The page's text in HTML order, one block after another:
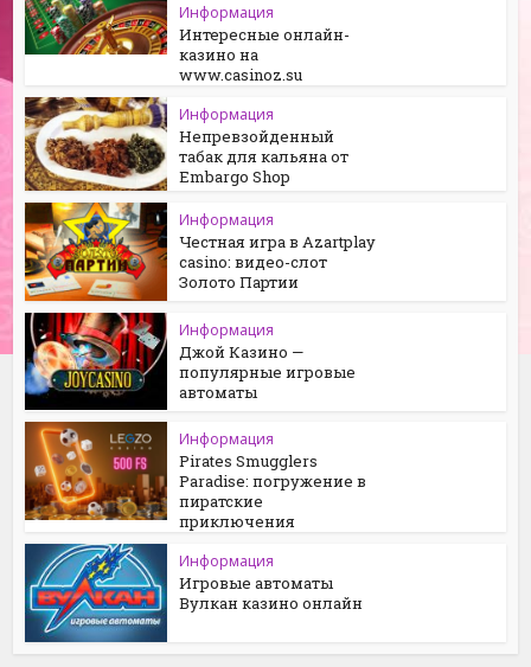
Информация
Интересные онлайн-
казино на
www.casinoz.su
Информация
Непревзойденный
табак для кальяна от
Embargo Shop
Информация
Честная игра в Azartplay
casino: видео-слот
Золото Партии
Информация
Джой Казино —
популярные игровые
автоматы
Информация
Pirates Smugglers
Paradise: погружение в
пиратские
приключения
Информация
Игровые автоматы
Вулкан казино онлайн